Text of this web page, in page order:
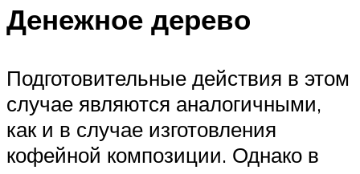
Денежное дерево
Подготовительные действия в этом
случае являются аналогичными,
как и в случае изготовления
кофейной композиции. Однако в